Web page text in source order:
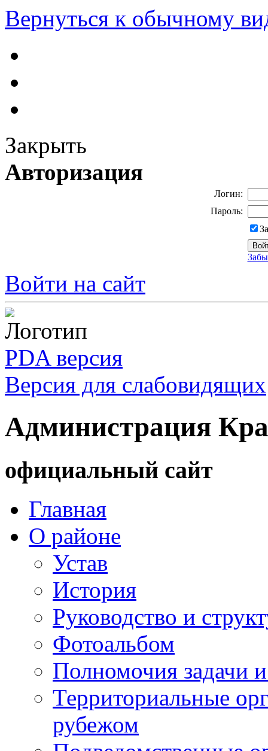
Вернуться к обычному
Закрыть
Авторизация
Логин:
Пароль:
Войти на сайт
PDA версия
Версия для слабовидящих
Администрация
официальный сайт
Главная
О районе
Устав
История
Руководство и
Фотоальбом
Полномочия задачи
Территориальные
рубежом